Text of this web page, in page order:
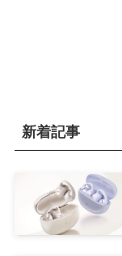
新着記事